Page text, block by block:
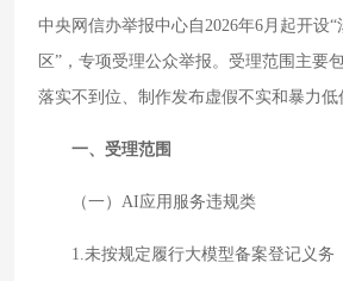
中央网信办举报中心自2026年6月起开设
区”，专项受理公众举报。受理范围主要
落实不到位、制作发布虚假不实和暴力低
一、受理范围
（一）AI应用服务违规类
1.未按规定履行大模型备案登记义务